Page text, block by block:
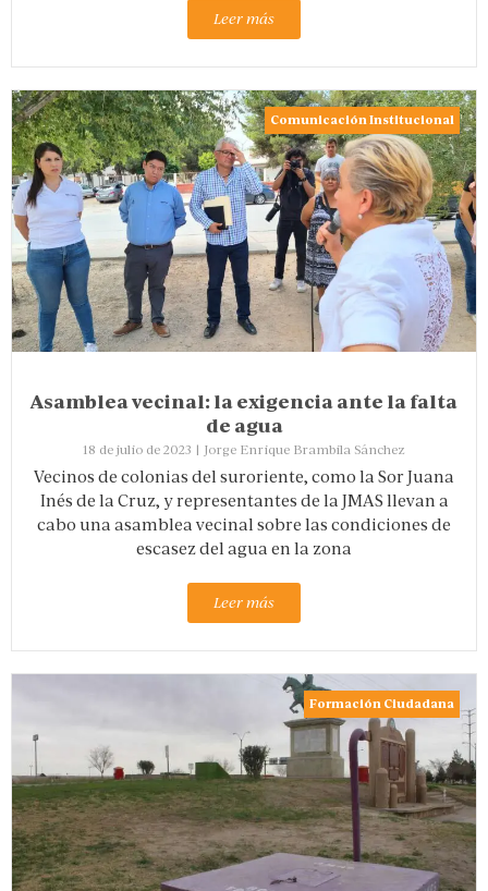
Leer más
Comunicación Institucional
Asamblea vecinal: la exigencia ante la falta
de agua
18 de julio de 2023 | Jorge Enrique Brambila Sánchez
Vecinos de colonias del suroriente, como la Sor Juana
Inés de la Cruz, y representantes de la JMAS llevan a
cabo una asamblea vecinal sobre las condiciones de
escasez del agua en la zona
Leer más
Formación Ciudadana